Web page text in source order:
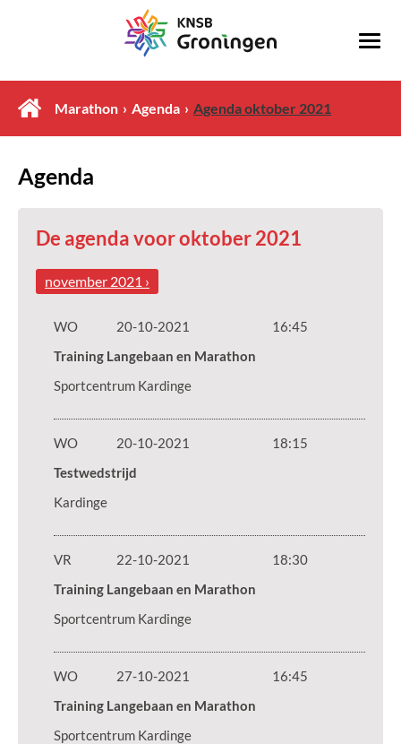
Marathon Agenda Agenda oktober 2021
Agenda
De agenda voor oktober 2021
november 2021 ›
WO 20-10-2021
16:45
Training Langebaan en Marathon
Sportcentrum Kardinge
WO 20-10-2021
18:15
Testwedstrijd
Kardinge
VR 22-10-2021
18:30
Training Langebaan en Marathon
Sportcentrum Kardinge
WO 27-10-2021
16:45
Training Langebaan en Marathon
Sportcentrum Kardinge